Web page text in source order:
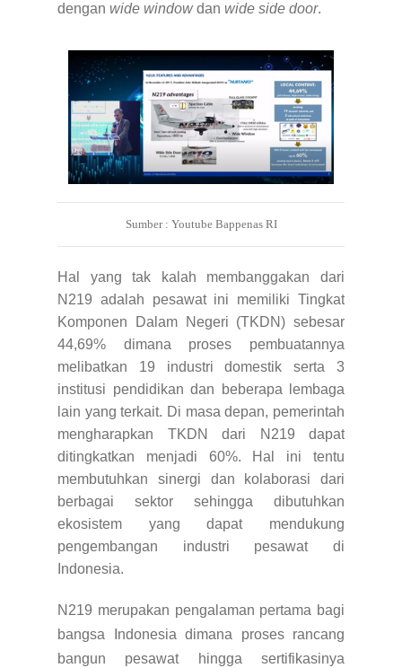
dengan wide windowdan wide side door.
Sumber : Youtube Bappenas RI
Hal yang tak kalah membanggakan dari
N219 adalah pesawat ini memiliki Tingkat
Komponen Dalam Negeri (TKDN) sebesar
44,69% dimana proses pembuatannya
melibatkan 19 industri domestik serta 3
institusi pendidikan dan beberapa lembaga
lain yang terkait. Di masa depan, pemerintah
mengharapkan TKDN dari N219 dapat
ditingkatkan menjadi 60%. Hal ini tentu
membutuhkan sinergi dan kolaborasi dari
berbagai sektor sehingga dibutuhkan
ekosistem yang dapat mendukung
pengembangan industri pesawat di
Indonesia.
N219 merupakan pengalaman pertama bagi
bangsa Indonesia dimana proses rancang
bangun pesawat hingga sertifikasinya